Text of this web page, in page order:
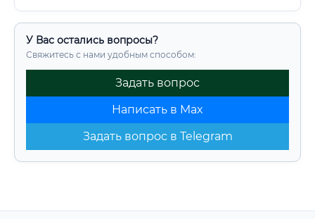
У Вас остались вопросы?
Свяжитесь с нами удобным способом:
Задать вопрос
Написать в Max
Задать вопрос в Telegram